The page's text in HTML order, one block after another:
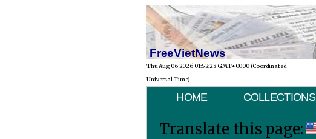
FreeVietNews
Thu Aug 06 2026 01:52:28 GMT+0000 (Coordinated
Universal Time)
HOME COLLECTIONS
Translate this page: